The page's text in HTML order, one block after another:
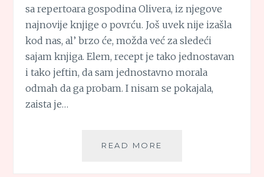
sa repertoara gospodina Olivera, iz njegove
najnovije knjige o povrću. Još uvek nije izašla
kod nas, al’ brzo će, možda već za sledeći
sajam knjiga. Elem, recept je tako jednostavan
i tako jeftin, da sam jednostavno morala
odmah da ga probam. I nisam se pokajala,
zaista je…
READ MORE